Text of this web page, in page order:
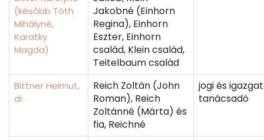
(később Tóth
Mihályné,
Karatky
Magda)
Jakobné (Einhorn
Regina), Einhorn
Eszter, Einhorn
család, Klein család,
Teitelbaum család
Bittner Helmut,
dr.
Reich Zoltán (John
Roman), Reich
Zoltánné (Márta) és
fia, Reichné
jogi és
tanácsadó